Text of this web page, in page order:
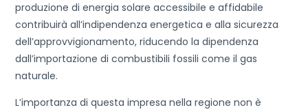
produzione di energia solare accessibile e affidabile
contribuirà all’indipendenza energetica e alla sicurezza
dell’approvvigionamento, riducendo la dipendenza
dall’importazione di combustibili fossili come il gas
naturale.
L’importanza di questa impresa nella regione non è